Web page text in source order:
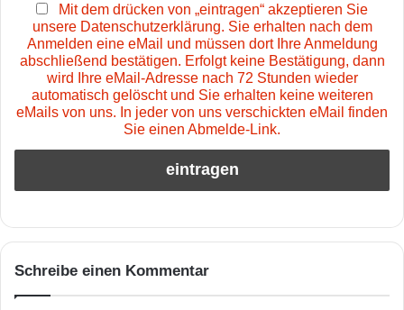
Mit dem drücken von „eintragen“ akzeptieren Sie
unsere Datenschutzerklärung. Sie erhalten nach dem
Anmelden eine eMail und müssen dort Ihre Anmeldung
abschließend bestätigen. Erfolgt keine Bestätigung, dann
wird Ihre eMail-Adresse nach 72 Stunden wieder
automatisch gelöscht und Sie erhalten keine weiteren
eMails von uns. In jeder von uns verschickten eMail finden
Sie einen Abmelde-Link.
Schreibe einen Kommentar